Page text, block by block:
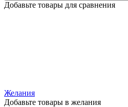
Добавьте товары для сравнения
Желания
Добавьте товары в желания